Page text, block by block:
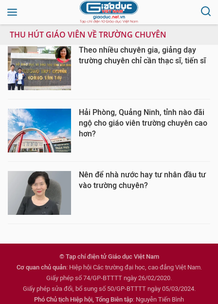
THU HÚT GIÁO VIÊN VỀ TRƯỜNG CHUYÊN
Theo nhiều chuyên gia, giảng dạy
trường chuyên chỉ cần thạc sĩ, tiến sĩ
Hải Phòng, Quảng Ninh, tỉnh nào đãi
ngộ cho giáo viên trường chuyên cao
hơn?
Nên để nhà nước hay tư nhân đầu tư
vào trường chuyên?
© Tạp chí điện tử Giáo dục Việt Nam
Cơ quan chủ quản: Hiệp hội Các trường đại học, cao đẳng Việt Nam.
Giấy phép số 74/GP-BTTTT ngày 26/02/2020.
Giấy phép sửa đổi, bổ sung số 50/GP-BTTTT ngày 05/03/2024.
Phó Chủ tịch Hiệp hội, Tổng Biên tập: Nguyễn Tiến Bình